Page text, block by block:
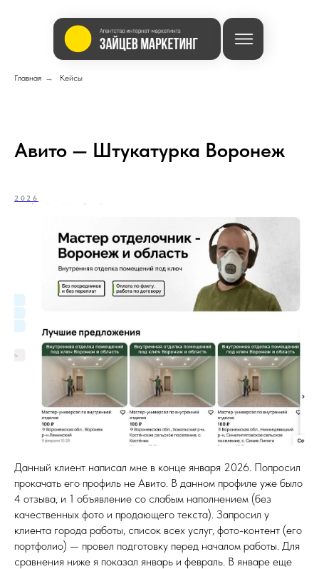
Главная → Кейсы
Авито — Штукатурка Воронеж
Данный клиент написал мне в конце января 2026. Попросил
прокачать его профиль не Авито. В данном профиле уже было
4 отзыва, и 1 объявление со слабым наполнением (без
качественных фото и продающего текста). Запросил у
клиента города работы, список всех услуг, фото-контент (его
портфолио) — провел подготовку перед началом работы. Для
сравнения ниже я показал январь и февраль. В январе еще
2026